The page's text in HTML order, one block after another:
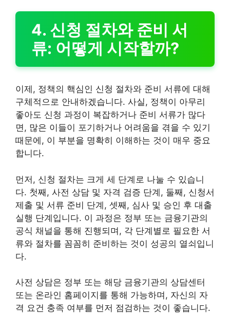
4. 신청 절차와 준비 서
류: 어떻게 시작할까?
이제, 정책의 핵심인 신청 절차와 준비 서류에 대해
구체적으로 안내하겠습니다. 사실, 정책이 아무리
좋아도 신청 과정이 복잡하거나 준비 서류가 많다
면, 많은 이들이 포기하거나 어려움을 겪을 수 있기
때문에, 이 부분을 명확히 이해하는 것이 매우 중요
합니다.
먼저, 신청 절차는 크게 세 단계로 나눌 수 있습니
다. 첫째, 사전 상담 및 자격 검증 단계, 둘째, 신청서
제출 및 서류 준비 단계, 셋째, 심사 및 승인 후 대출
실행 단계입니다. 이 과정은 정부 또는 금융기관의
공식 채널을 통해 진행되며, 각 단계별로 필요한 서
류와 절차를 꼼꼼히 준비하는 것이 성공의 열쇠입니
다.
사전 상담은 정부 또는 해당 금융기관의 상담센터
또는 온라인 홈페이지를 통해 가능하며, 자신의 자
격 요건 충족 여부를 먼저 점검하는 것이 좋습니다.